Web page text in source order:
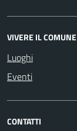
VIVERE IL COMUNE
Luoghi
Eventi
CONTATTI